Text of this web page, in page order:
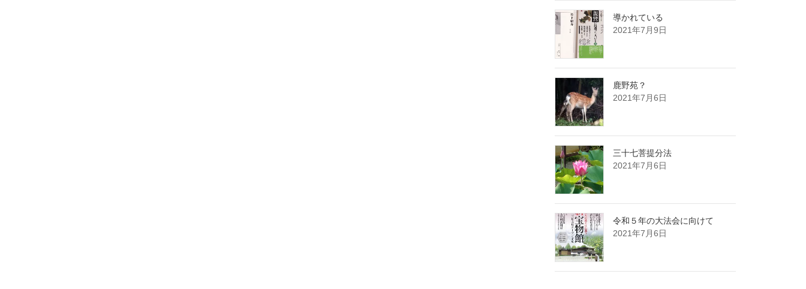
導かれている
2021年7月9日
鹿野苑？
2021年7月6日
三十七菩提分法
2021年7月6日
令和５年の大法会に向けて
2021年7月6日